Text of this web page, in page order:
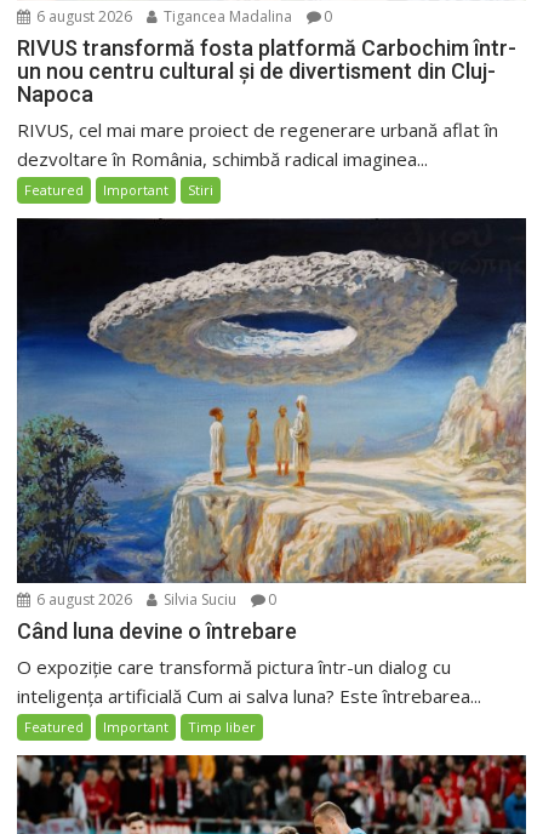
6 august 2026 Tigancea Madalina 0
RIVUS transformă fosta platformă Carbochim într-
un nou centru cultural și de divertisment din Cluj-
Napoca
RIVUS, cel mai mare proiect de regenerare urbană aflat în
dezvoltare în România, schimbă radical imaginea...
Featured Important Stiri
6 august 2026 Silvia Suciu 0
Când luna devine o întrebare
O expoziție care transformă pictura într-un dialog cu
inteligența artificială Cum ai salva luna? Este întrebarea...
Featured Important Timp liber